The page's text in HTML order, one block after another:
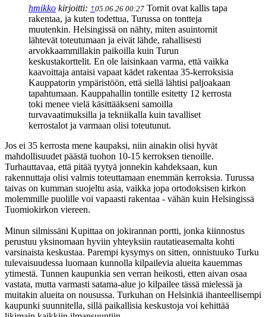
hmikko kirjoitti: ↑05.06.26 00:27 Tornit ovat kallis tapa
rakentaa, ja kuten todettua, Turussa on tontteja
muutenkin. Helsingissä on nähty, miten asuintornit
lähtevät toteutumaan ja eivät lähde, rahallisesti
arvokkaammillakin paikoilla kuin Turun
keskustakorttelit. En ole laisinkaan varma, että vaikka
kaavoittaja antaisi vapaat kädet rakentaa 35-kerroksisia
Kauppatorin ympäristöön, että siellä lähtisi paljoakaan
tapahtumaan. Kauppahallin tontille esitetty 12 kerrosta
toki menee vielä käsittääkseni samoilla
turvavaatimuksilla ja tekniikalla kuin tavalliset
kerrostalot ja varmaan olisi toteutunut.
Jos ei 35 kerrosta mene kaupaksi, niin ainakin olisi hyvät
mahdollisuudet päästä tuohon 10-15 kerroksen tienoille.
Turhauttavaa, että pitää tyytyä jonnekin kahdeksaan, kun
rakennuttaja olisi valmis toteuttamaan enemmän kerroksia. Turussa
taivas on kumman suojeltu asia, vaikka jopa ortodoksisen kirkon
molemmille puolille voi vapaasti rakentaa - vähän kuin Helsingissä
Tuomiokirkon viereen.
Minun silmissäni Kupittaa on jokirannan portti, jonka kiinnostus
perustuu yksinomaan hyviin yhteyksiin rautatieasemalta kohti
varsinaista keskustaa. Parempi kysymys on sitten, onnistuuko Turku
tulevaisuudessa luomaan kunnolla kilpailevia alueita kauemmas
ytimestä. Tunnen kaupunkia sen verran heikosti, etten aivan osaa
vastata, mutta varmasti satama-alue jo kilpailee tässä mielessä ja
muitakin alueita on nousussa. Turkuhan on Helsinkiä ihanteellisempi
kaupunki suunnitella, sillä paikallisia keskustoja voi kehittää